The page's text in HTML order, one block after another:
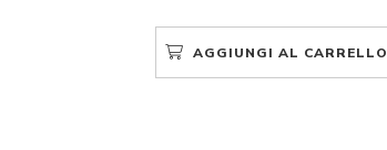
AGGIUNGI AL CARRELLO